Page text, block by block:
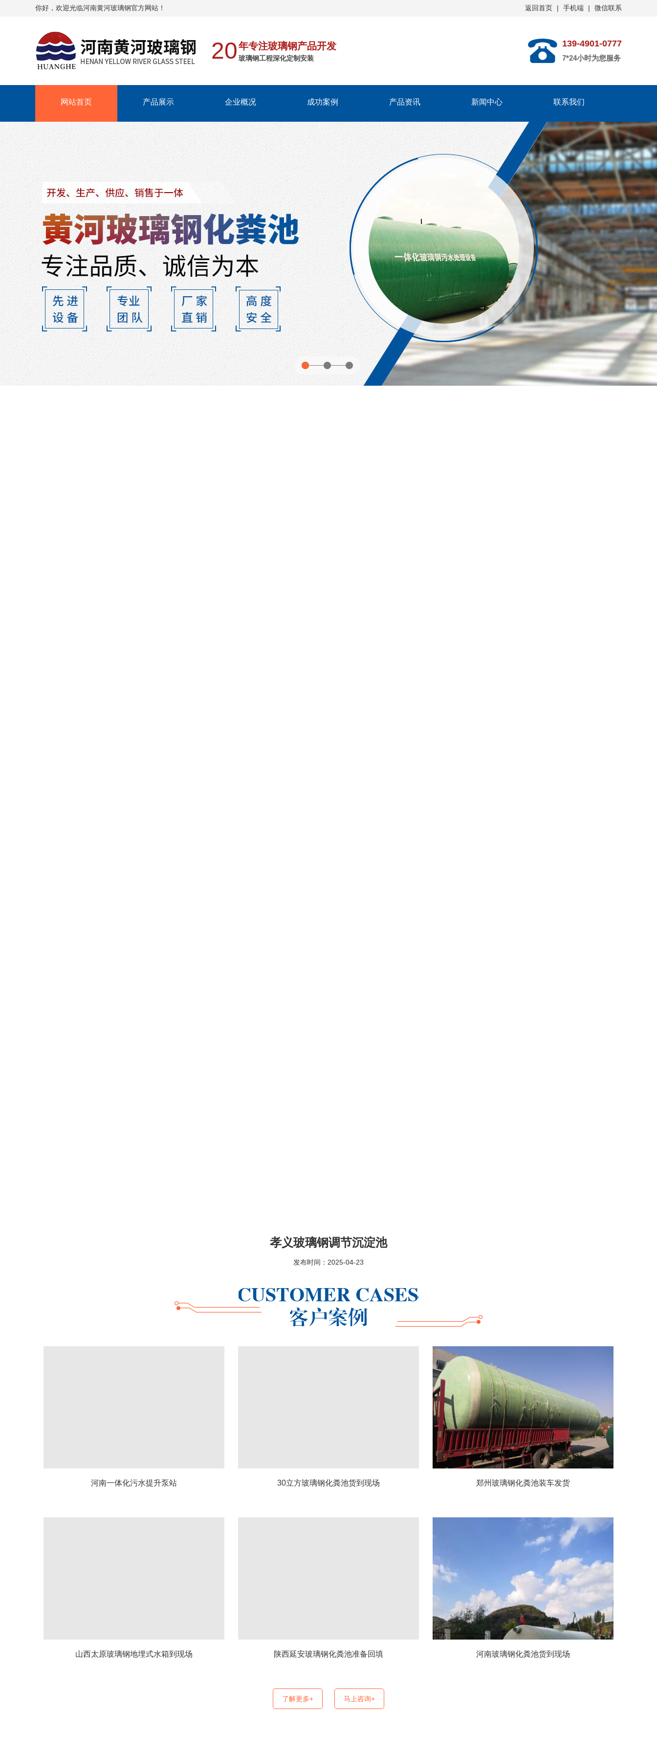
你好，欢迎光临河南黄河玻璃钢官方网站！ 返回首页 | 手机端 | 微信联系
20年专注玻璃钢产品开发
玻璃钢工程深化定制安装
139-4901-0777
7*24小时为您服务
网站首页 产品展示 企业概况 成功案例 产品资讯 新闻中心 联系我们
孝义玻璃钢调节沉淀池
发布时间：2025-04-23
河南一体化污水提升泵站 30立方玻璃钢化粪池货到现场 郑州玻璃钢化粪池装车发货
山西太原玻璃钢地埋式水箱到现场 陕西延安玻璃钢化粪池准备回填 河南玻璃钢化粪池货到现场
了解更多+ 马上咨询+